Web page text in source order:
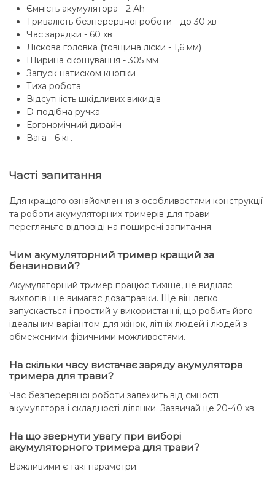
Ємність акумулятора - 2 Аh
Тривалість безперервної роботи - до 30 хв
Час зарядки - 60 хв
Ліскова головка (товщина ліски - 1,6 мм)
Ширина скошування - 305 мм
Запуск натиском кнопки
Тиха робота
Відсутність шкідливих викидів
D-подібна ручка
Ергономічний дизайн
Вага - 6 кг.
Часті запитання
Для кращого ознайомлення з особливостями конструкції
та роботи акумуляторних тримерів для трави
перегляньте відповіді на поширені запитання.
Чим акумуляторний тример кращий за
бензиновий?
Акумуляторний тример працює тихіше, не виділяє
вихлопів і не вимагає дозаправки. Ще він легко
запускається і простий у використанні, що робить його
ідеальним варіантом для жінок, літніх людей і людей з
обмеженими фізичними можливостями.
На скільки часу вистачає заряду акумулятора
тримера для трави?
Час безперервної роботи залежить від ємності
акумулятора і складності ділянки. Зазвичай це 20-40 хв.
На що звернути увагу при виборі
акумуляторного тримера для трави?
Важливими є такі параметри: